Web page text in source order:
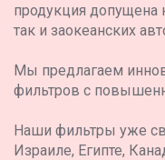
продукция допущена
так и заокеанских
Мы предлагаем
фильтров с
Наши фильтры уже
Израиле, Египте,